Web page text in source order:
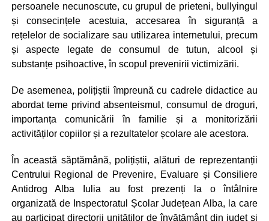
persoanele necunoscute, cu grupul de prieteni, bullyingul
și consecințele acestuia, accesarea în siguranță a
rețelelor de socializare sau utilizarea internetului, precum
și aspecte legate de consumul de tutun, alcool și
substanțe psihoactive, în scopul prevenirii victimizării.
De asemenea, polițiștii împreună cu cadrele didactice au
abordat teme privind absenteismul, consumul de droguri,
importanța comunicării în familie și a monitorizării
activităților copiilor și a rezultatelor școlare ale acestora.
În această săptămână, polițiștii, alături de reprezentanții
Centrului Regional de Prevenire, Evaluare și Consiliere
Antidrog Alba Iulia au fost prezenți la o întâlnire
organizată de Inspectoratul Școlar Județean Alba, la care
au participat directorii unităților de învățământ din județ și